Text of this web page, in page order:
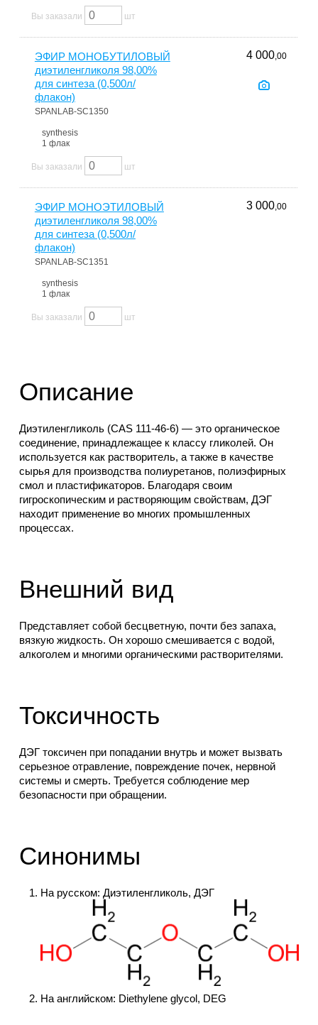
Вы заказали шт
ЭФИР МОНОБУТИЛОВЫЙ
диэтиленгликоля 98,00%
для синтеза (0,500л/
флакон)
SPANLAB-SC1350
synthesis
1 флак
4 000,00
Вы заказали шт
ЭФИР МОНОЭТИЛОВЫЙ
диэтиленгликоля 98,00%
для синтеза (0,500л/
флакон)
SPANLAB-SC1351
synthesis
1 флак
3 000,00
Вы заказали шт
Описание
Диэтиленгликоль (CAS 111-46-6) — это органическое
соединение, принадлежащее к классу гликолей. Он
используется как растворитель, а также в качестве
сырья для производства полиуретанов, полиэфирных
смол и пластификаторов. Благодаря своим
гигроскопическим и растворяющим свойствам, ДЭГ
находит применение во многих промышленных
процессах.
Внешний вид
Представляет собой бесцветную, почти без запаха,
вязкую жидкость. Он хорошо смешивается с водой,
алкоголем и многими органическими растворителями.
Токсичность
ДЭГ токсичен при попадании внутрь и может вызвать
серьезное отравление, повреждение почек, нервной
системы и смерть. Требуется соблюдение мер
безопасности при обращении.
Синонимы
На русском: Диэтиленгликоль, ДЭГ
На английском: Diethylene glycol, DEG